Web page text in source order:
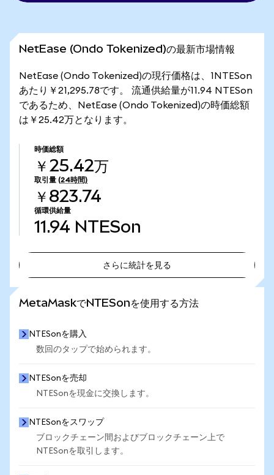
NetEase (Ondo Tokenized)の最新市場情報
NetEase (Ondo Tokenized)の現行価格は、1NTESon
あたり￥21,295.78です。 流通供給量が11.94 NTESon
であるため、NetEase (Ondo Tokenized)の時価総額
は￥25.42万となります。
時価総額
￥25.42万
取引量 (24時間)
￥823.74
循環供給量
11.94 NTESon
さらに統計を見る
MetaMaskでNTESonを使用する方法
NTESonを購入
数回のタップで始められます。
NTESonを売却
NTESonを現金に交換します。
NTESonをスワップ
ブロックチェーン間およびブロックチェーン上で
NTESonを取引します。